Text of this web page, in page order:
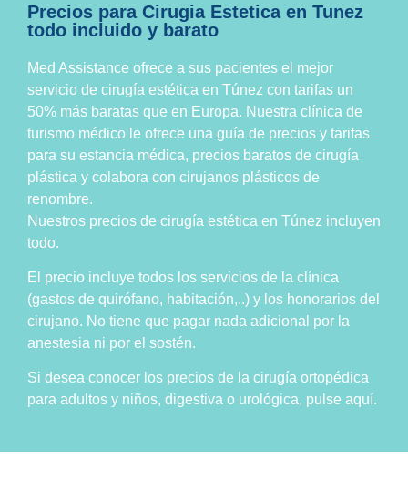
Precios para Cirugia Estetica en Tunez
todo incluido y barato
Med Assistance ofrece a sus pacientes el mejor
servicio de cirugía estética en Túnez con tarifas un
50% más baratas que en Europa. Nuestra clínica de
turismo médico le ofrece una guía de precios y tarifas
para su estancia médica, precios baratos de cirugía
plástica y colabora con cirujanos plásticos de
renombre.
Nuestros precios de cirugía estética en Túnez incluyen
todo.
El precio incluye todos los servicios de la clínica
(gastos de quirófano, habitación,..) y los honorarios del
cirujano. No tiene que pagar nada adicional por la
anestesia ni por el sostén.
Si desea conocer los precios de la cirugía ortopédica
para adultos y niños, digestiva o urológica, pulse aquí.